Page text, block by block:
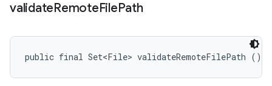
validateRemoteFilePath
public final Set<File> validateRemoteFilePath ()